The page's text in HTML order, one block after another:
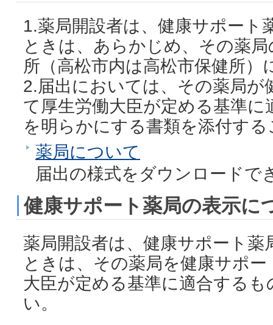
1.薬局開設者は、健康サポート
ときは、あらかじめ、その薬
所（高松市内は高松市保健所）
2.届出においては、その薬局が
て厚生労働大臣が定める基準
を明らかにする書類を添付する
薬局について
届出の様式をダウンロードで
健康サポート薬局の表示に
薬局開設者は、健康サポート
ときは、その薬局を健康サポ
大臣が定める基準に適合する
い。